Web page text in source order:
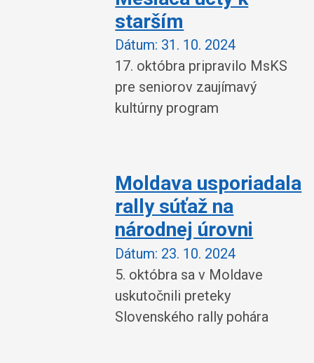
starším
Dátum: 31. 10. 2024
17. októbra pripravilo MsKS
pre seniorov zaujímavý
kultúrny program
Moldava usporiadala
rally súťaž na
národnej úrovni
Dátum: 23. 10. 2024
5. októbra sa v Moldave
uskutočnili preteky
Slovenského rally pohára